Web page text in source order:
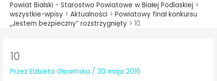
Powiat Bialski - Starostwo Powiatowe w Białej Podlaskiej >
wszystkie-wpisy > Aktualności > Powiatowy finał konkursu
„Jestem bezpieczny” rozstrzygnięty > 10
10
PrzezElżbieta Głowińska /30 maja 2016